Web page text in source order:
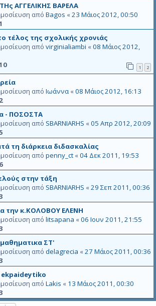
ΑΓΓΕΛΙΚΗΣ ΒΑΡΕΛΑ
από Bagos «23 Μάιος 2012, 00:50
τέλος της σχολικής χρονιάς
από virginialiambi «08 Μάιος 2012,
1 2
από Ιωάννα «08 Μάιος 2012, 16:13
2
- ΠΟΣΟΣΤΑ
από SBARNIARHS «05 Απρ 2012, 20:09
τη διάρκεια διδασκαλίας
από penny_ct «04 Δεκ 2011, 19:53
6
στην τάξη
από SBARNIARHS «29 Σεπ 2011, 00:36
την κ.ΚΟΛΟΒΟΥ ΕΛΕΝΗ
από litsapana «06 Ιουν 2011, 21:55
ΣΤ'
από delagrecia «27 Μάιος 2011, 00:36
ekpaideytiko
από Lakis « 13 Μάιος 2011, 00:30